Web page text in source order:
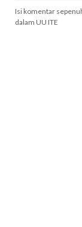
Isi komentar
dalam UU ITE